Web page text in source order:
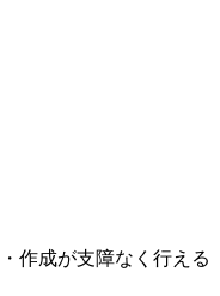
作成が支障なく行える